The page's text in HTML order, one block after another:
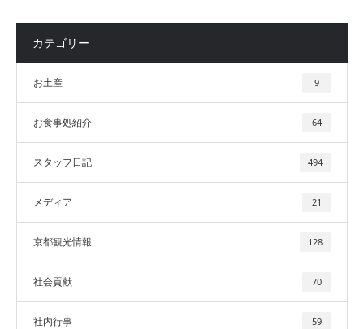
カテゴリー
お土産 9
お食事処紹介 64
スタッフ日記 494
メディア 21
京都観光情報 128
社会貢献 70
社内行事 59